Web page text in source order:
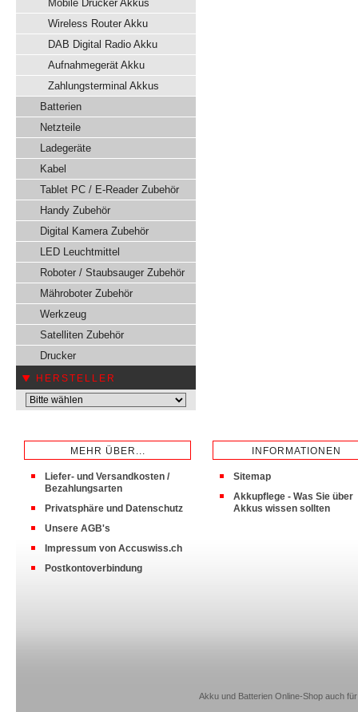
Mobile Drucker Akkus
Wireless Router Akku
DAB Digital Radio Akku
Aufnahmegerät Akku
Zahlungsterminal Akkus
Batterien
Netzteile
Ladegeräte
Kabel
Tablet PC / E-Reader Zubehör
Handy Zubehör
Digital Kamera Zubehör
LED Leuchtmittel
Roboter / Staubsauger Zubehör
Mähroboter Zubehör
Werkzeug
Satelliten Zubehör
Drucker
HERSTELLER
MEHR ÜBER...
Liefer- und Versandkosten /
Bezahlungsarten
Privatsphäre und Datenschutz
Unsere AGB's
Impressum von Accuswiss.ch
Postkontoverbindung
INFORMATIONEN
Sitemap
Akkupflege - Was Sie über
Akkus wissen sollten
Akku und Batterien Online-Shop auch